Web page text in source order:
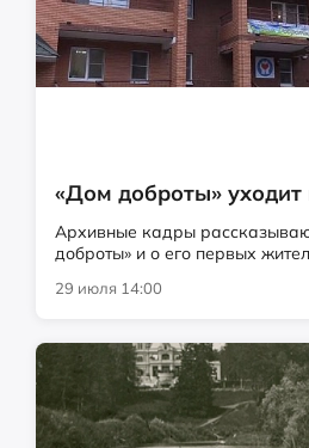
«Дом доброты» уходит
Архивные кадры
доброты» и о его первых
29 июля 14:00